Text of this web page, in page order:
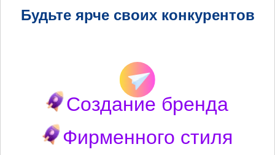
Будьте ярче своих конкурентов
Создание бренда
Фирменного стиля